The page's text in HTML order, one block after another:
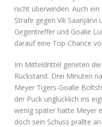
nicht überwinden. Auch
Strafe gegen Vili Saarijärvi
Gegentreffer und Goalie
darauf eine Top-Chance
Im Mitteldrittel gerieten
Rückstand. Drei Minuten
Meyer Tigers-Goalie
der Puck unglücklich ins
wenig später hatte Meyer
doch sein Schuss prallte